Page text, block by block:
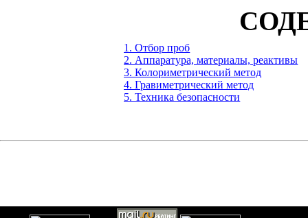
1. Отбор проб
2. Аппаратура, материалы, реактивы
3. Колориметрический метод
4. Гравиметрический метод
5. Техника безопасности